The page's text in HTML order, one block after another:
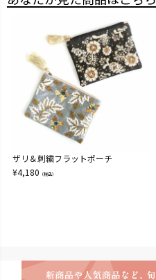
ザリ＆刺繍フラットポーチ
¥4,180 （税込）